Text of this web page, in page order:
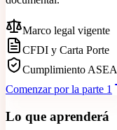
Marco legal vigente
CFDI y Carta Porte
Cumplimiento ASEA
Comenzar por la parte 1
Lo que aprenderá